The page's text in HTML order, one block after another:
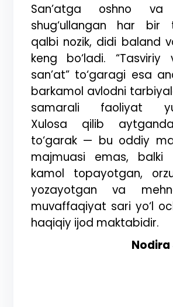
San’atga oshno
shug‘ullangan har bir
qalbi nozik, didi baland
keng bo‘ladi.
san’at” to‘garagi esa
barkamol avlodni
samarali faoliyat
Xulosa qilib
to‘garak — bu oddiy
majmuasi emas, balki
kamol topayotgan,
yozayotgan va
muvaffaqiyat sari yo‘l
haqiqiy ijod maktabidir.
Nodira